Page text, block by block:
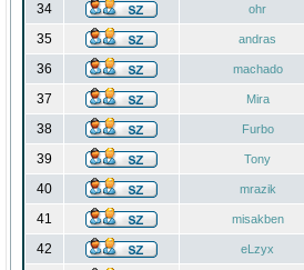
34 ohr
35 andras
36 machado
37 Mira
38 Furbo
39 Tony
40 mrazik
41 misakben
42 eLzyx